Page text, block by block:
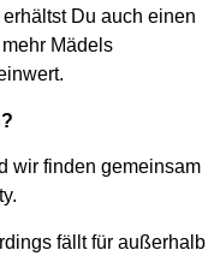
Du auch einen
Mädels
wir finden gemeinsam
fällt für außerhalb